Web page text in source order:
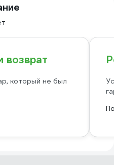
возврат
который не был